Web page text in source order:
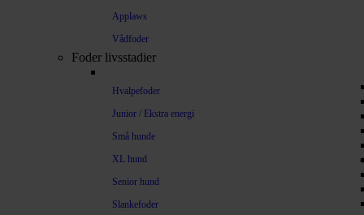
Applaws
Vådfoder
Foder livsstadier
Hvalpefoder
Junior / Ekstra energi
Små hunde
XL hund
Senior hund
Slankefoder